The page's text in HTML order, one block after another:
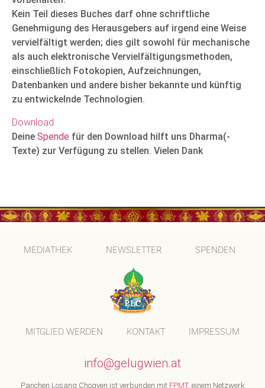
Kein Teil dieses Buches darf ohne schriftliche
Genehmigung des Herausgebers auf irgend eine Weise
vervielfältigt werden; dies gilt sowohl für mechanische
als auch elektronische Vervielfältigungsmethoden,
einschließlich Fotokopien, Aufzeichnungen,
Datenbanken und andere bisher bekannte und künftig
zu entwickelnde Technologien.
Download
Deine Spende für den Download hilft uns Dharma(-
Texte) zur Verfügung zu stellen. Vielen Dank
MEDIATHEK NEWSLETTER SPENDEN
MITGLIED WERDEN KONTAKT IMPRESSUM
info@gelugwien.at
Panchen Losang Chogyen ist verbunden mit FPMT, einem Netzwerk